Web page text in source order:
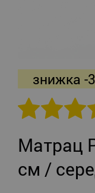
знижка -
Матрац
см /